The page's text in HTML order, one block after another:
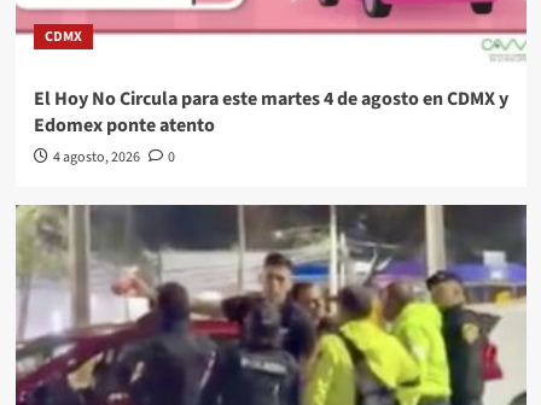
CDMX
El Hoy No Circula para este martes 4 de agosto en CDMX y
Edomex ponte atento
4 agosto, 2026 0